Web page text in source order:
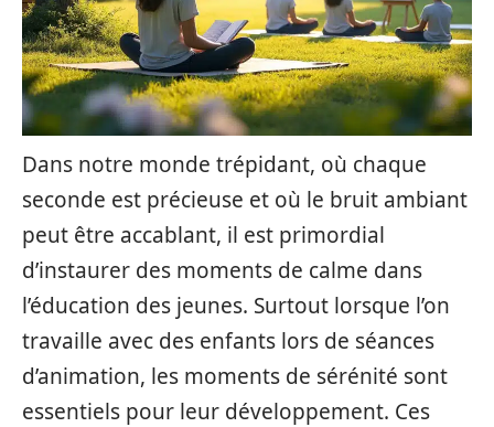
Dans notre monde trépidant, où chaque
seconde est précieuse et où le bruit ambiant
peut être accablant, il est primordial
d’instaurer des moments de calme dans
l’éducation des jeunes. Surtout lorsque l’on
travaille avec des enfants lors de séances
d’animation, les moments de sérénité sont
essentiels pour leur développement. Ces